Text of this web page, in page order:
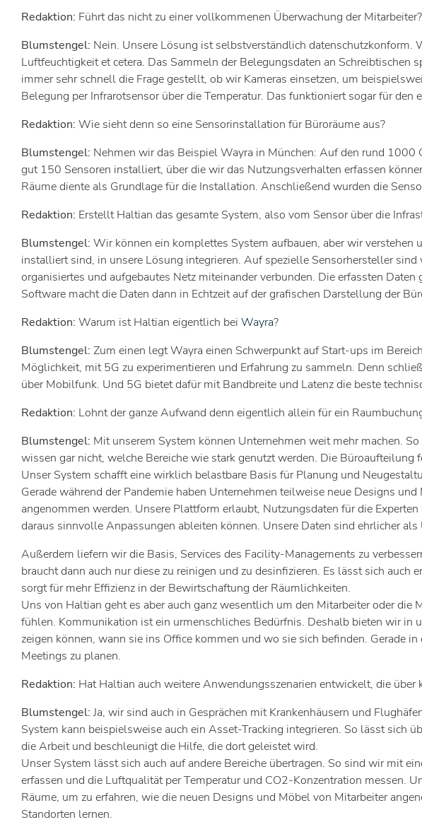
Redaktion: Führt das nicht zu einer vollkommenen Überwachung der Mitarbeiter?
Blumstengel: Nein. Unsere Lösung ist selbstverständlich
Luftfeuchtigkeit et cetera. Das Sammeln der Belegungsdaten an
immer sehr schnell die Frage gestellt, ob wir Kameras einsetzen, um
Belegung per Infrarotsensor über die Temperatur. Das funktioniert sogar für
Redaktion: Wie sieht denn so eine Sensorinstallation für Büroräume aus?
Blumstengel: Nehmen wir das Beispiel Wayra in München: Auf den rund
gut 150 Sensoren installiert, über die wir das Nutzungsverhalten erfassen
Räume diente als Grundlage für die Installation. Anschließend wurden die
Redaktion: Erstellt Haltian das gesamte System, also vom Sensor über die
Blumstengel: Wir können ein komplettes System aufbauen, aber wir verstehen
installiert sind, in unsere Lösung integrieren. Auf spezielle Sensorhersteller
organisiertes und aufgebautes Netz miteinander verbunden. Die erfassten
Software macht die Daten dann in Echtzeit auf der grafischen Darstellung der
Redaktion: Warum ist Haltian eigentlich bei Wayra?
Blumstengel: Zum einen legt Wayra einen Schwerpunkt auf Start-ups im
Möglichkeit, mit 5G zu experimentieren und Erfahrung zu sammeln. Denn
über Mobilfunk. Und 5G bietet dafür mit Bandbreite und Latenz die beste
Redaktion: Lohnt der ganze Aufwand denn eigentlich allein für ein
Blumstengel: Mit unserem System können Unternehmen weit mehr machen.
wissen gar nicht, welche Bereiche wie stark genutzt werden. Die
Unser System schafft eine wirklich belastbare Basis für Planung und
Gerade während der Pandemie haben Unternehmen teilweise neue Designs
angenommen werden. Unsere Plattform erlaubt, Nutzungsdaten für die
daraus sinnvolle Anpassungen ableiten können. Unsere Daten sind ehrlicher als
Außerdem liefern wir die Basis, Services des Facility-Managements zu
braucht dann auch nur diese zu reinigen und zu desinfizieren. Es lässt sich
sorgt für mehr Effizienz in der Bewirtschaftung der Räumlichkeiten.
Uns von Haltian geht es aber auch ganz wesentlich um den Mitarbeiter oder
fühlen. Kommunikation ist ein urmenschliches Bedürfnis. Deshalb bieten wir in
zeigen können, wann sie ins Office kommen und wo sie sich befinden. Gerade
Meetings zu planen.
Redaktion: Hat Haltian auch weitere Anwendungsszenarien entwickelt, die
Blumstengel: Ja, wir sind auch in Gesprächen mit Krankenhäusern und
System kann beispielsweise auch ein Asset-Tracking integrieren. So lässt sich
die Arbeit und beschleunigt die Hilfe, die dort geleistet wird.
Unser System lässt sich auch auf andere Bereiche übertragen. So sind wir mit
erfassen und die Luftqualität per Temperatur und CO2-Konzentration messen.
Räume, um zu erfahren, wie die neuen Designs und Möbel von Mitarbeiter
Standorten lernen.